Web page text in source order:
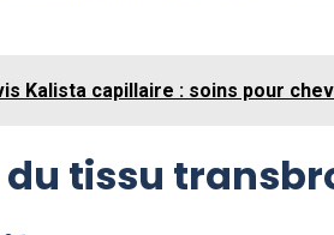
Kalista capillaire : soins pour
tissu